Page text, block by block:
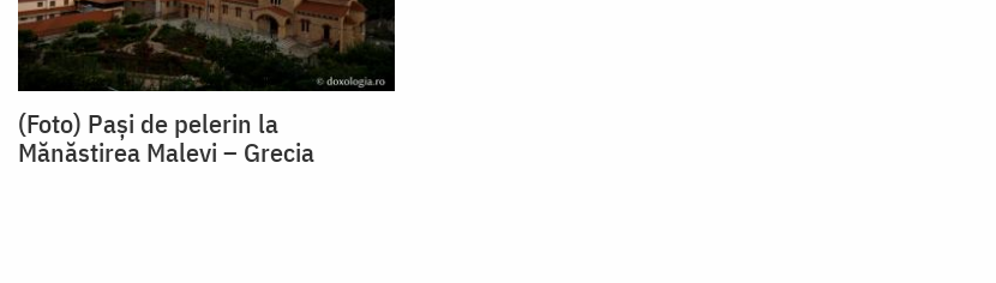
(Foto) Pași de pelerin la
Mănăstirea Malevi – Grecia